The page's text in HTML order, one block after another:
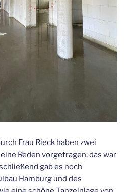
Frau Rieck haben zwei
Reden vorgetragen; das war
gab es noch
Hamburg und des